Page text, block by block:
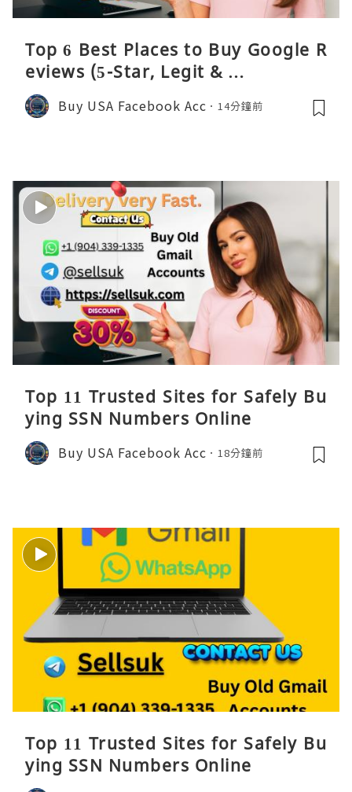
Top 6 Best Places to Buy Google R
eviews (5-Star, Legit & …
Buy USA Facebook Acc 14分鐘前
Top 11 Trusted Sites for Safely Bu
ying SSN Numbers Online
Buy USA Facebook Acc 18分鐘前
Top 11 Trusted Sites for Safely Bu
ying SSN Numbers Online